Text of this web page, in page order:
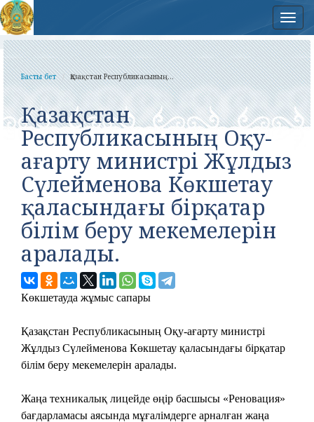
Басты бет Қазақстан Республикасының...
Қазақстан
Республикасының Оқу-
ағарту министрі Жұлдыз
Сүлейменова Көкшетау
қаласындағы бірқатар
білім беру мекемелерін
аралады.
Көкшетауда жұмыс сапары
Қазақстан Республикасының Оқу-ағарту министрі
Жұлдыз Сүлейменова Көкшетау қаласындағы бірқатар
білім беру мекемелерін аралады.
Жаңа техникалық лицейде өңір басшысы «Реновация»
бағдарламасы аясында мұғалімдерге арналған жаңа